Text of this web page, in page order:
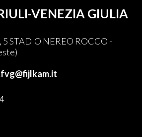
VENEZIA GIULIA
STADIO NEREO ROCCO -